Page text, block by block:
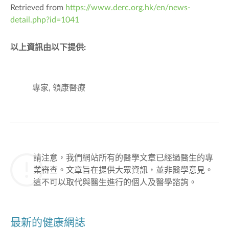
Retrieved from https://www.derc.org.hk/en/news-
detail.php?id=1041
以上資訊由以下提供:
專家, 領康醫療
請注意，我們網站所有的醫學文章已經過醫生的專
業審查。文章旨在提供大眾資訊，並非醫學意見。
這不可以取代與醫生進行的個人及醫學諮詢。
最新的健康網誌